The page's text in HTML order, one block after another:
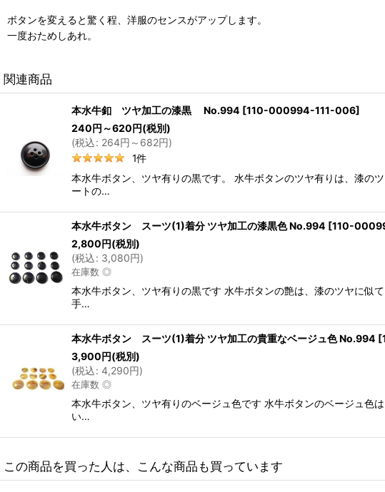
ボタンを変えると驚く程、洋服のセンスがアップします。
一度おためしあれ。
関連商品
本水牛釦 ツヤ加工の漆黒 No.994 [110-000994-111-006]
240円 ～620円(税別)
(税込: 264円 ～682円)
1件
本水牛ボタン、ツヤ有りの黒です。 水牛ボタンのツヤ有りは、漆
ートの…
本水牛ボタン スーツ(1)着分 ツヤ加工の漆黒色 No.994 [110-
2,800円(税別)
(税込: 3,080円)
在庫数 ◎
本水牛ボタン、ツヤ有りの黒です 水牛ボタンの艶は、漆のツヤに
手…
本水牛ボタン スーツ(1)着分 ツヤ加工の貴重なベージュ色 No.994 [
3,900円(税別)
(税込: 4,290円)
在庫数 ◎
本水牛ボタン、ツヤ有りのベージュ色です 水牛ボタンのベージュ
い…
この商品を買った人は、こんな商品も買っています